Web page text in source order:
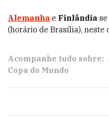
Alemanha e Finlândia
(horário de Brasília), neste
Acompanhe tudo sobre:
Copa do Mundo